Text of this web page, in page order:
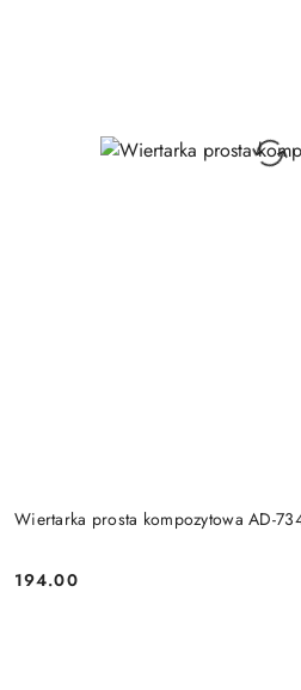
Wiertarka prosta kompozytowa AD-
Cena:
194.00